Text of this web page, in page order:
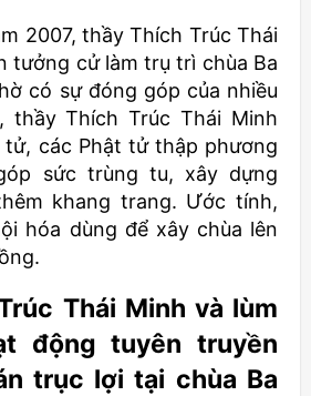
2007, thầy Thích Trúc Thái
tưởng cử làm trụ trì chùa Ba
có sự đóng góp của nhiều
thầy Thích Trúc Thái Minh
tử, các Phật tử thập phương
sức trùng tu, xây dựng
khang trang. Ước tính,
hóa dùng để xây chùa lên
Thái Minh và lùm
động tuyên truyền
trục lợi tại chùa Ba